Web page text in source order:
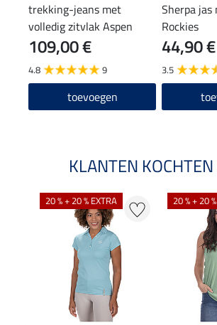
trekking-jeans met
volledig zitvlak Aspen
109,00 €
4.8 9
toevoegen
Sherpa jas
Rockies
44,90 €
3.5
KLANTEN
20 % + 20 % EXTRA 20 % + 20